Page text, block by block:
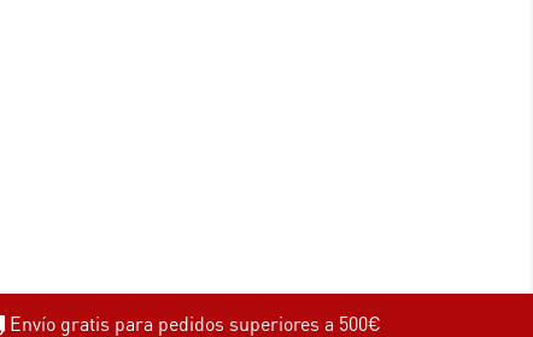
Envío gratis para pedidos superiores a 500€